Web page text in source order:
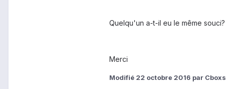
Quelqu'un a-t-il eu le même souci?
Merci
Modifié 22 octobre 2016 par Cboxs